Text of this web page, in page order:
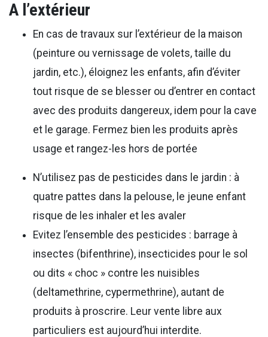
A l’extérieur
En cas de travaux sur l’extérieur de la maison
(peinture ou vernissage de volets, taille du
jardin, etc.), éloignez les enfants, afin d’éviter
tout risque de se blesser ou d’entrer en contact
avec des produits dangereux, idem pour la cave
et le garage. Fermez bien les produits après
usage et rangez-les hors de portée
N’utilisez pas de pesticides dans le jardin : à
quatre pattes dans la pelouse, le jeune enfant
risque de les inhaler et les avaler
Evitez l’ensemble des pesticides : barrage à
insectes (bifenthrine), insecticides pour le sol
ou dits « choc » contre les nuisibles
(deltamethrine, cypermethrine), autant de
produits à proscrire. Leur vente libre aux
particuliers est aujourd’hui interdite.